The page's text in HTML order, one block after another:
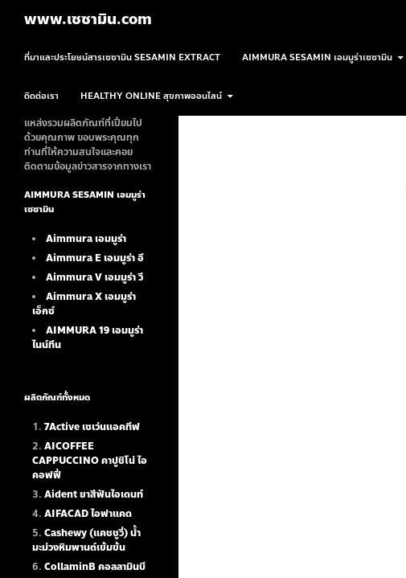
www.เซซามิน.com
ที่มาและประโยชน์สารเซซามิน SESAMIN EXTRACT
AIMMURA SESAMIN เอมมูร่าเซซามิน
ติดต่อเรา HEALTHY ONLINE สุขภาพออนไลน์
แหล่งรวมผลิตภัณฑ์ที่เปี่ยมไป
ด้วยคุณภาพ ขอบพระคุณทุก
ท่านที่ให้ความสนใจและคอย
ติดตามข้อมูลข่าวสารจากทางเรา
AIMMURA SESAMIN เอมมูร่า
เซซามิน
Aimmura เอมมูร่า
Aimmura E เอมมูร่า อี
Aimmura V เอมมูร่า วี
Aimmura X เอมมูร่า
เอ็กซ์
AIMMURA 19เอมมูร่า
ไนน์ทีน
ผลิตภัณฑ์ทั้งหมด
7Active เซเว่นแอคทีฟ
AICOFFEE
CAPPUCCINO คาปูชิโน่ ไอ
คอฟฟี่
Aident ยาสีฟันไอเดนท์
AIFACAD ไอฟาแคด
Cashewy (แคชชูวี่) น้ำ
มะม่วงหิมพานต์เข้มข้น
CollaminB คอลลามินบี